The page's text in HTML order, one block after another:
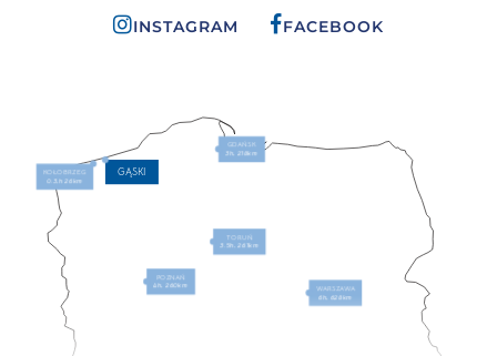
INSTAGRAM FACEBOOK
GĄSKI
TORUŃ
3.5h, 261km
GDAŃSK
3h, 218km
POZNAŃ
4h, 260km
WARSZAWA
6h, 628km
KOŁOBRZEG
0.3,h 26km